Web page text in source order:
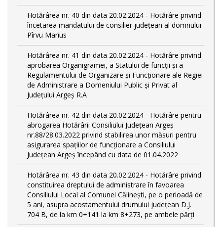
Hotărârea nr. 40 din data 20.02.2024 - Hotărâre privind
încetarea mandatului de consilier județean al domnului
Pîrvu Marius
Hotărârea nr. 41 din data 20.02.2024 - Hotărâre privind
aprobarea Organigramei, a Statului de funcţii și a
Regulamentului de Organizare și Funcționare ale Regiei
de Administrare a Domeniului Public și Privat al
Județului Argeș R.A
Hotărârea nr. 42 din data 20.02.2024 - Hotărâre pentru
abrogarea Hotărârii Consiliului Județean Argeș
nr.88/28.03.2022 privind stabilirea unor măsuri pentru
asigurarea spațiilor de funcționare a Consiliului
Județean Argeș începând cu data de 01.04.2022
Hotărârea nr. 43 din data 20.02.2024 - Hotărâre privind
constituirea dreptului de administrare în favoarea
Consiliului Local al Comunei Călinești, pe o perioadă de
5 ani, asupra acostamentului drumului județean D.J.
704 B, de la km 0+141 la km 8+273, pe ambele părți